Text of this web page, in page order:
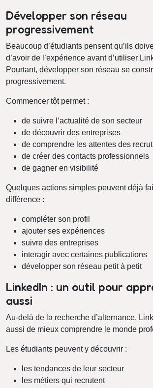
Développer son réseau
progressivement
Beaucoup d’étudiants pensent qu’ils
d’avoir de l’expérience avant d’utiliser
Pourtant, développer son réseau se
progressivement.
Commencer tôt permet :
de suivre l’actualité de son secteur
de découvrir des entreprises
de comprendre les attentes des
de créer des contacts professionnels
de gagner en visibilité
Quelques actions simples peuvent déjà
différence :
compléter son profil
ajouter ses expériences
suivre des entreprises
interagir avec certaines publications
développer son réseau petit à petit
LinkedIn : un outil pour
aussi
Au-delà de la recherche d’alternance,
aussi de mieux comprendre le monde
Les étudiants peuvent y découvrir :
les tendances de leur secteur
les métiers qui recrutent